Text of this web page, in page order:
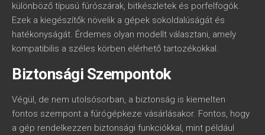
különböző típusú fúrószárak, bitkészletek és porfelfogók.
Ezek a kiegészítők növelik a gépek sokoldalúságát és
hatékonyságát. Érdemes olyan modellt választani, amely
kompatibilis a széles körben elérhető tartozékokkal.
Biztonsági Szempontok
Végül, de nem utolsósorban, a biztonság is kiemelten
fontos szempont a fúrógépkeze vásárlásakor. Fontos, hogy
a gép rendelkezzen biztonsági funkciókkal, mint például